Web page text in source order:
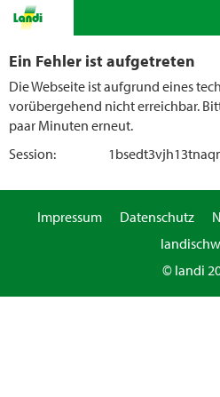
Ein Fehler ist aufgetreten
Die Webseite ist aufgrund eines
vorübergehend nicht erreichbar.
paar Minuten erneut.
Session:
Impressum Datenschutz
© landi